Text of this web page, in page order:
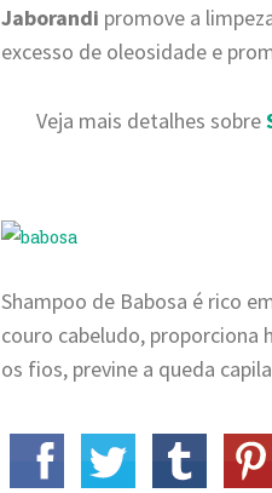
Jaborandi promove a
excesso de oleosidade e
Veja mais detalhes sobre
Shampoo de Babosa é rico
couro cabeludo, proporciona
os fios, previne a queda